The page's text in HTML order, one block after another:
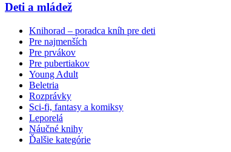
Deti a mládež
Knihorad – poradca kníh pre deti
Pre najmenších
Pre prvákov
Pre pubertiakov
Young Adult
Beletria
Rozprávky
Sci-fi, fantasy a komiksy
Leporelá
Náučné knihy
Ďalšie kategórie